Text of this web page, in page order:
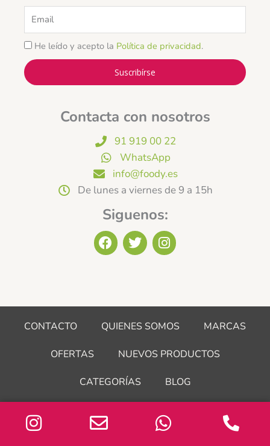
He leído y acepto la Política de privacidad.
Suscribírse
Contacta con nosotros
91 919 00 22
WhatsApp
info@foody.es
De lunes a viernes de 9 a 15h
Siguenos:
F
a
o
k
T
w
e
I
n
g
a
CONTACTO QUIENES SOMOS MARCAS
OFERTAS NUEVOS PRODUCTOS
CATEGORÍAS BLOG